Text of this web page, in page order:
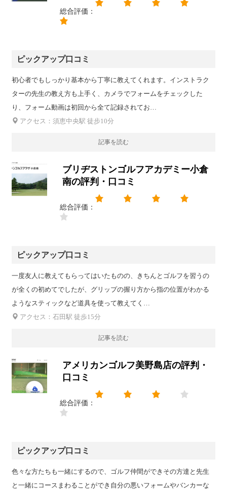
総合評価：
ピックアップ口コミ
初心者でもしっかり基本から丁寧に教えてくれます。インストラク
ターの先生の教え方も上手く、カメラでフォームをチェックした
り、フォーム動画は初回から全て記録されてお…
アクセス：須恵中央駅 徒步10分
記事を読む
ブリヂストンゴルフアカデミー小倉
南の評判・口コミ
総合評価：
ピックアップ口コミ
一度友人に教えてもらってはいたものの、きちんとゴルフを習うの
が全くの初めてでしたが、グリップの握り方から指の位置がわかる
ようなスティックなど道具を使って教えてく…
アクセス：石田駅 徒歩15分
記事を読む
アメリカンゴルフ美野島店の評判・
口コミ
総合評価：
ピックアップ口コミ
色々な方たちも一緒にするので、ゴルフ仲間ができその方達と先生
と一緒にコースまわることができ自分の悪いフォームやバンカーな